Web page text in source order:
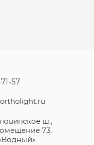
57
ш.,
73,